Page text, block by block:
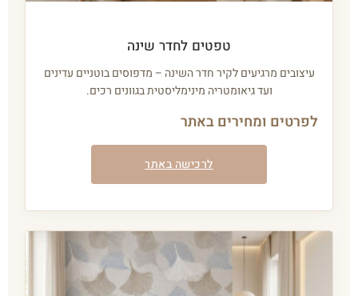
טפטים לחדר שינה
עיצובים מרגיעים לקיר חדר השינה – מדפוסים בוטניים עדינים
ועד גיאומטריה מינימליסטית בגוונים רכים.
לפרטים ומחירים באתר
לרכישה באתר